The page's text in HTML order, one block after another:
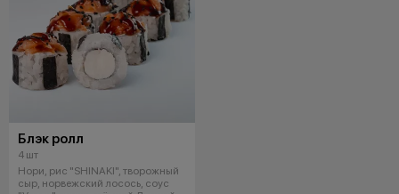
Блэк ролл
4 шт
Нори, рис "SHINAKI", творожный
сыр, норвежский лосось, соус